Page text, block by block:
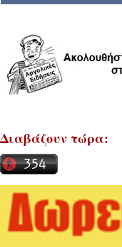
Διαβάζουν τώρα: